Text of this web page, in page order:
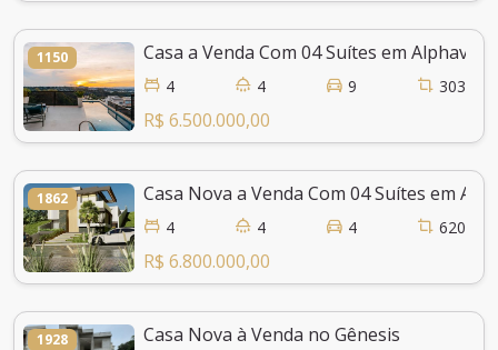
1150 Casa a Venda Com 04 Suítes em Alphaville
4 4 9 303
R$ 6.500.000,00
1862 Casa Nova a Venda Com 04 Suítes em
4 4 4 620
R$ 6.800.000,00
1928 Casa Nova à Venda no Gênesis